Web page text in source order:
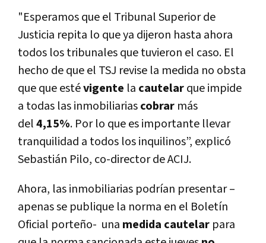
"Esperamos que el Tribunal Superior de
Justicia repita lo que ya dijeron hasta ahora
todos los tribunales que tuvieron el caso. El
hecho de que el TSJ revise la medida no obsta
que que estévigente la cautelarque impide
a todas las inmobiliariascobrar más
del4,15%. Por lo que es importante llevar
tranquilidad a todos los inquilinos”, explicó
Sebastián Pilo, co-director de ACIJ.
Ahora, las inmobiliarias podrían presentar –
apenas se publique la norma en el Boletín
Oficial porteño- una medida cautelar para